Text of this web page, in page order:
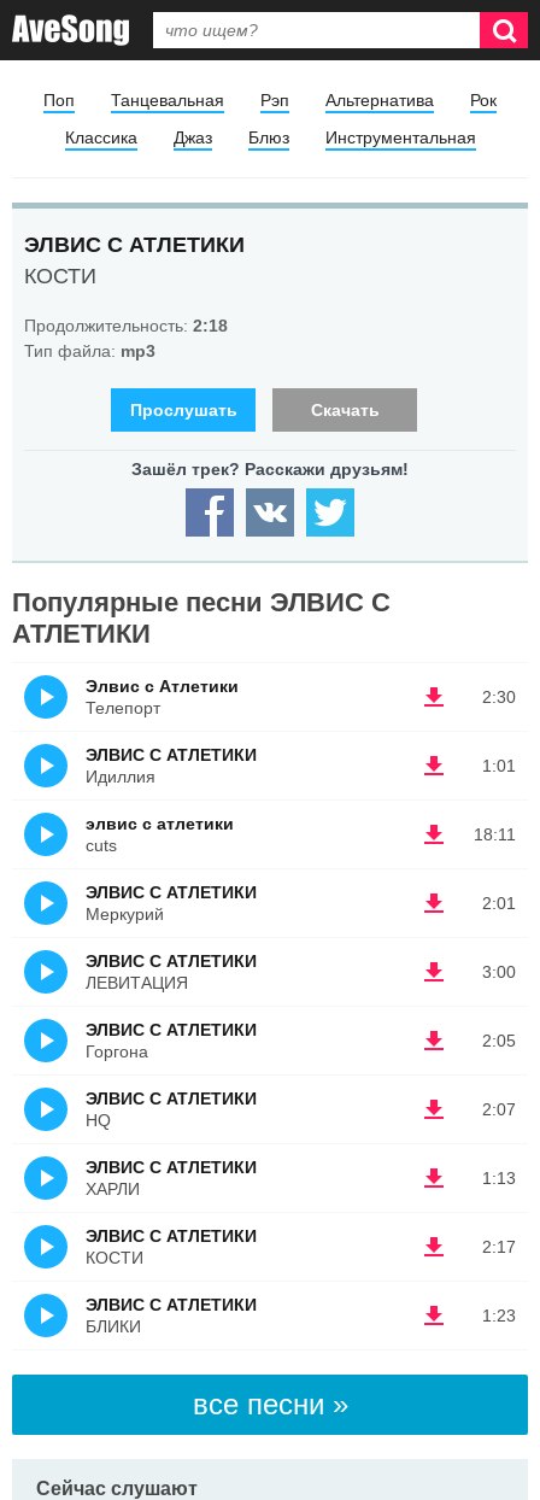
Поп Танцевальная Рэп Альтернатива
Рок
Классика
Джаз Блюз Инструментальная
ЭЛВИС С АТЛЕТИКИ
КОСТИ
Продолжительность: 2:18
Тип файла: mp3
Прослушать Скачать
Популярные песни ЭЛВИС С
АТЛЕТИКИ
2:30
Элвис с Атлетики
Телепорт
1:01
ЭЛВИС С АТЛЕТИКИ
Идиллия
18:11
элвис с атлетики
cuts
2:01
ЭЛВИС С АТЛЕТИКИ
Меркурий
3:00
ЭЛВИС С АТЛЕТИКИ
ЛЕВИТАЦИЯ
2:05
ЭЛВИС С АТЛЕТИКИ
Горгона
2:07
ЭЛВИС С АТЛЕТИКИ
HQ
1:13
ЭЛВИС С АТЛЕТИКИ
ХАРЛИ
2:17
ЭЛВИС С АТЛЕТИКИ
КОСТИ
1:23
ЭЛВИС С АТЛЕТИКИ
БЛИКИ
все песни »
Сейчас слушают